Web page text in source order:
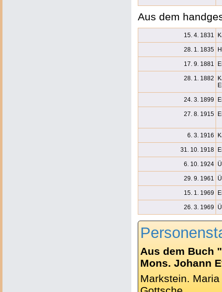
Aus dem
15. 4. 1831
28. 1. 1835
17. 9. 1881
28. 1. 1882
24. 3. 1899
27. 8. 1915
6. 3. 1916
31. 10. 1918
6. 10. 1924
29. 9. 1961
15. 1. 1969
26. 3. 1969
Aus dem Buch
Mons. Johann
Markstein.